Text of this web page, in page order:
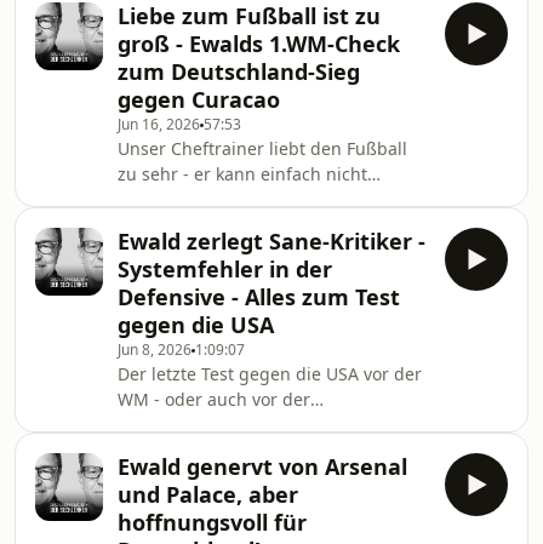
vom Cheftrainer zum zweiten Sieg der
Nagelsmann-Truppe und ein
bisschen links und rechts - im neuen
Sechzehner. Hosted on Acast. See
acast.com/privacy for more
information.
Liebe zum Fußball ist zu
groß - Ewalds 1.WM-Check
zum Deutschland-Sieg
gegen Curacao
Jun 16, 2026 57:53
Unser Cheftrainer liebt den Fußball
zu sehr - er kann einfach nicht
zum 7-1 gegen Curacao, aber auch
USA , Kanada, Marokko, die nächsten
Gegner der Deutschen - Ecuador und
Elfenbeinküste - sind Thema im
ersten WM-Sechzehner. Hosted on
Acast. See acast.com/privacy for more
information.
Ewald zerlegt Sane-Kritiker -
Systemfehler in der
Defensive - Alles zum Test
gegen die USA
Jun 8, 2026 1:09:07
Der letzte Test gegen die USA vor der
WM - oder auch vor der
groß war eigentlich das Feld? Wer hat
die amerikanische Hymne gesungen?
Wieso wurde El Mala nicht
Ewald genervt von Arsenal
und Palace, aber
hoffnungsvoll für